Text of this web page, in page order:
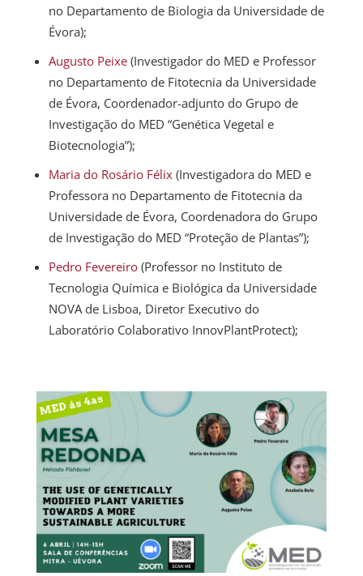
no Departamento de Biologia da Universidade de
Évora);
Augusto Peixe(Investigador do MED e Professor
no Departamento de Fitotecnia da Universidade
de Évora, Coordenador-adjunto do Grupo de
Investigação do MED “Genética Vegetal e
Biotecnologia”);
Maria do Rosário Félix(Investigadora do MED e
Professora no Departamento de Fitotecnia da
Universidade de Évora, Coordenadora do Grupo
de Investigação do MED “Proteção de Plantas”);
Pedro Fevereiro(Professor no Instituto de
Tecnologia Química e Biológica da Universidade
NOVA de Lisboa, Diretor Executivo do
Laboratório Colaborativo InnovPlantProtect);